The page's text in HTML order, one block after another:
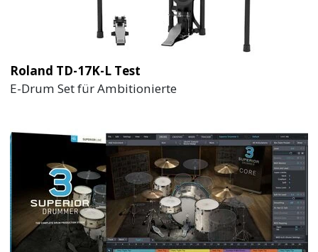
Roland TD-17K-L Test
E-Drum Set für Ambitionierte